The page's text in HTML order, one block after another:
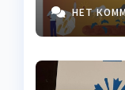
НЕТ